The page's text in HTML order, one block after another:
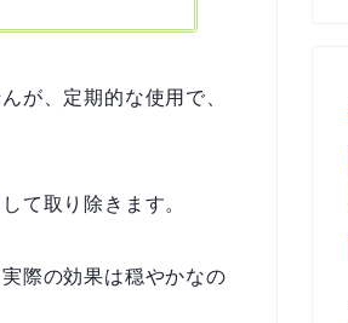
が、定期的な使用で、
て取り除きます。
際の効果は穏やかなの